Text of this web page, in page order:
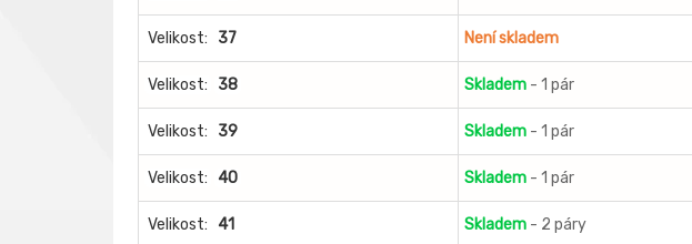
Velikost: 37 Není skladem
Velikost: 38 Skladem - 1 pár
Velikost: 39 Skladem - 1 pár
Velikost: 40 Skladem - 1 pár
Velikost: 41 Skladem - 2 páry